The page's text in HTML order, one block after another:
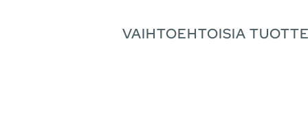
VAIHTOEHTOISIA